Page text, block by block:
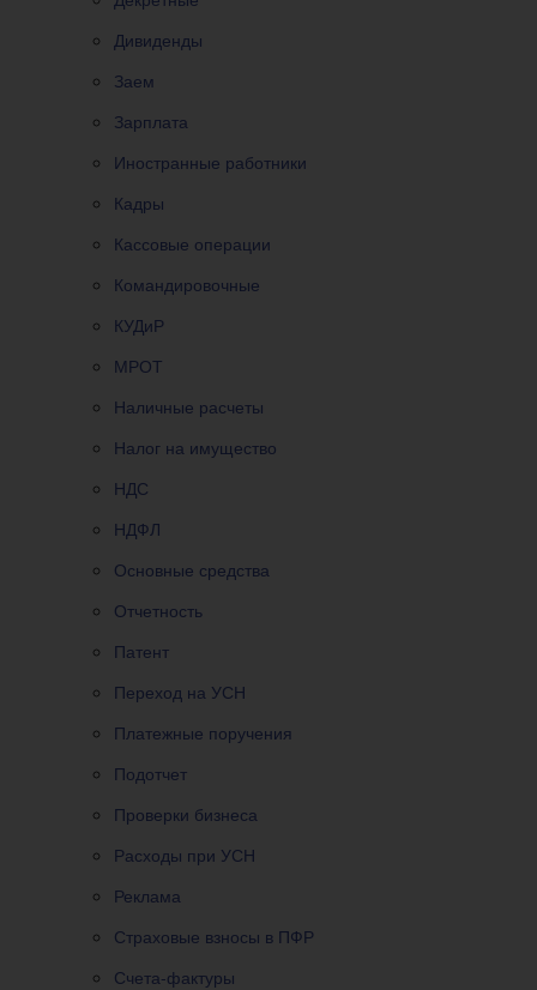
Дивиденды
Заем
Зарплата
Иностранные работники
Кадры
Кассовые операции
Командировочные
КУДиР
МРОТ
Наличные расчеты
Налог на имущество
НДС
НДФЛ
Основные средства
Отчетность
Патент
Переход на УСН
Платежные поручения
Подотчет
Проверки бизнеса
Расходы при УСН
Реклама
Страховые взносы в ПФР
Счета-фактуры